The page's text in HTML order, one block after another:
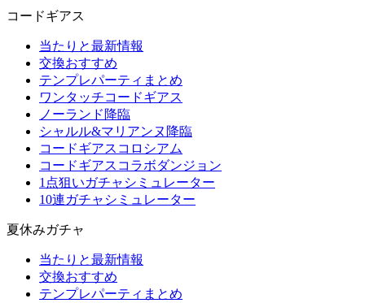
コードギアス
当たりと最新情報
交換おすすめ
テンプレパーティまとめ
ワンタッチコードギアス
ノーランド降臨
シャルル&マリアンヌ降臨
コードギアスコロシアム
コードギアスコラボダンジョン
1点狙いガチャシミュレーター
10連ガチャシミュレーター
夏休みガチャ
当たりと最新情報
交換おすすめ
テンプレパーティまとめ